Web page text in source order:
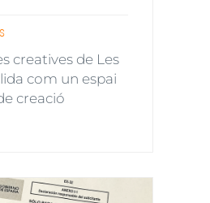
creatives de Les
com un espai
creació